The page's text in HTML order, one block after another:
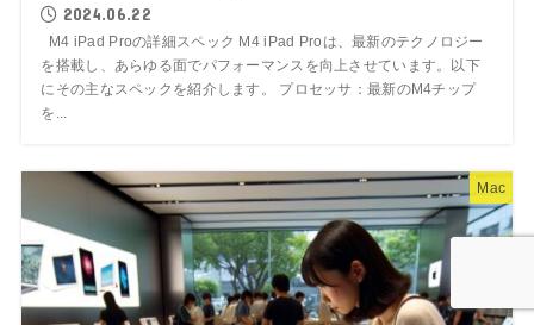
2024.06.22
M4 iPad Proの詳細スペック M4 iPad Proは、最新のテクノロジー
を搭載し、あらゆる面でパフォーマンスを向上させています。以下
にその主なスペックを紹介します。 プロセッサ：最新のM4チップ
を...
Mac